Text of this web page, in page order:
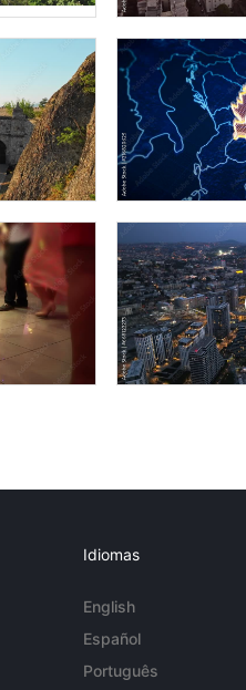
Idiomas
English
Español
Português